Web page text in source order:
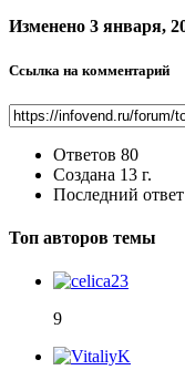
Изменено 3 января,
Ссылка на комментарий
Ответов 80
Создана 13 г.
Последний ответ
Топ авторов темы
9